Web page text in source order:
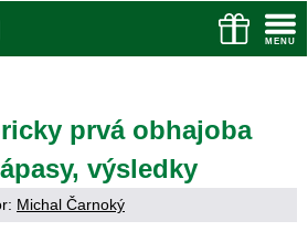
prvá obhajoba
výsledky
Michal Čarnoký